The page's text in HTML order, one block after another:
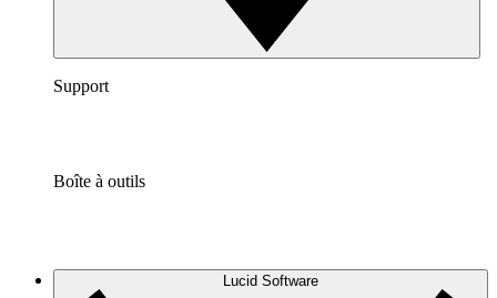
Support
Boîte à outils
Lucid Software